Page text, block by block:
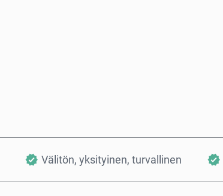
Välitön, yksityinen, turvallinen